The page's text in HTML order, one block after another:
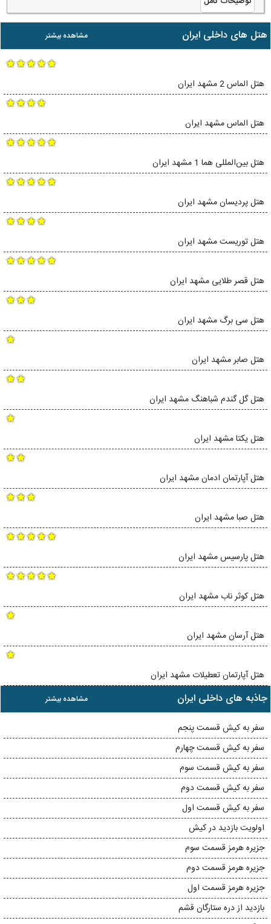
مشاهده بیشتر هتل های داخلی ایران
هتل الماس 2 مشهد ایران
هتل الماس مشهد ایران
هتل بین‌المللی هما 1 مشهد ایران
هتل پردیسان مشهد ایران
هتل توریست مشهد ایران
هتل قصر طلایی مشهد ایران
هتل سی برگ مشهد ایران
هتل صابر مشهد ایران
هتل گل گندم شباهنگ مشهد ایران
هتل یکتا مشهد ایران
هتل آپارتمان ادمان مشهد ایران
هتل صبا مشهد ایران
هتل پارسیس مشهد ایران
هتل کوثر ناب مشهد ایران
هتل آرسان مشهد ایران
هتل آپارتمان تعطیلات مشهد ایران
مشاهده بیشتر جاذبه های داخلی ایران
سفر به کیش قسمت پنجم
سفر به کیش قسمت چهارم
سفر به کیش قسمت سوم
سفر به کیش قسمت دوم
سفر به کیش قسمت اول
اولویت بازدید در کیش
جزیره هرمز قسمت سوم
جزیره هرمز قسمت دوم
جزیره هرمز قسمت اول
بازدید از دره ستارگان قشم